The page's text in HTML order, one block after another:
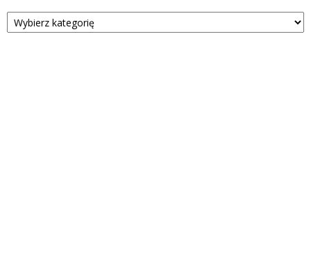
Kategorie